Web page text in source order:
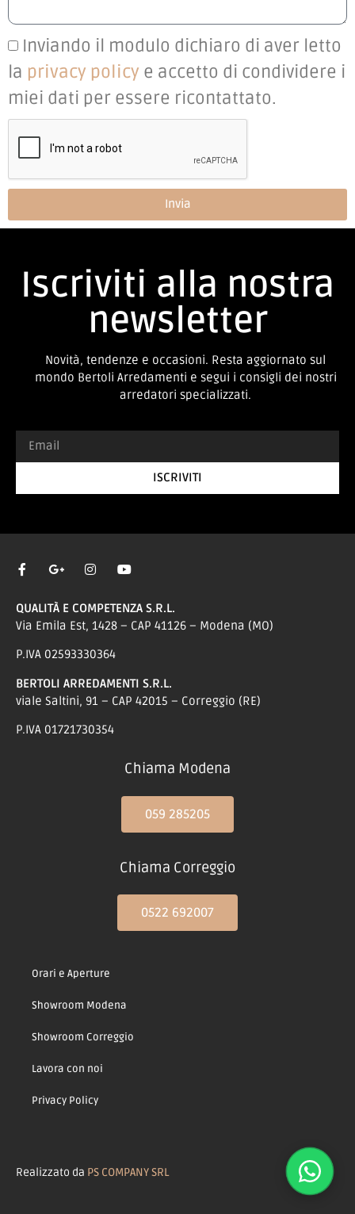
Inviando il modulo dichiaro di aver letto
la privacy policy e accetto di condividere i
miei dati per essere ricontattato.
Invia
Iscriviti alla nostra
newsletter
Novità, tendenze e occasioni. Resta aggiornato sul
mondo Bertoli Arredamenti e segui i consigli dei nostri
arredatori specializzati.
ISCRIVITI
QUALITÀ E COMPETENZA S.R.L.
Via Emila Est, 1428 – CAP 41126 – Modena (MO)
P.IVA 02593330364
BERTOLI ARREDAMENTI S.R.L.
viale Saltini, 91 – CAP 42015 – Correggio (RE)
P.IVA 01721730354
Chiama Modena
059 285205
Chiama Correggio
0522 692007
Orari e Aperture
Showroom Modena
Showroom Correggio
Lavora con noi
Privacy Policy
Realizzato da PS COMPANY SRL